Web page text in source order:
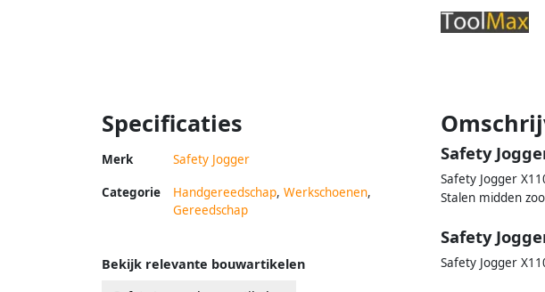
Specificaties
Merk Safety Jogger
Categorie Handgereedschap, Werkschoenen,
Gereedschap
Safety
Safety Jogger
Stalen midden
Safety
Safety Jogger
Bekijk relevante bouwartikelen